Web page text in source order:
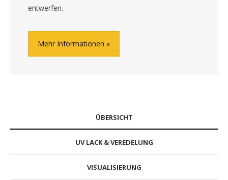
entwerfen.
Mehr Informationen
ÜBERSICHT
UV LACK & VEREDELUNG
VISUALISIERUNG